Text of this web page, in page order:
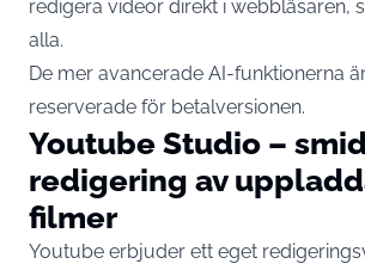
redigera videor direkt i webbläsaren,
alla.
De mer avancerade AI-funktionerna
reserverade för betalversionen.
Youtube Studio –
redigering av
filmer
Youtube erbjuder ett eget